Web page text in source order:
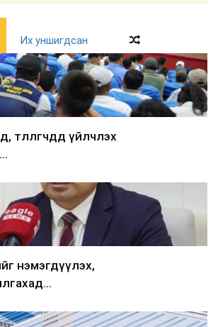
Их уншигдсан
үйлчлэх
нэмэгдүүлэх,